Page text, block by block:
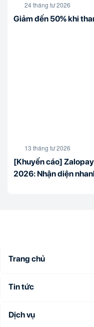
24 tháng tư 2026
Giảm đến 50% khi
13 tháng tư 2026
[Khuyến cáo]
2026: Nhận diện
Trang chủ
Tin tức
Dịch vụ